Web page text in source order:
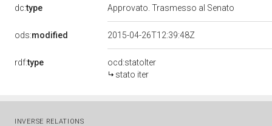
dc:type Approvato. Trasmesso al Senato
ods:modified 2015-04-26T12:39:48Z
rdf:type
ocd:statoIter
stato iter
INVERSE RELATIONS